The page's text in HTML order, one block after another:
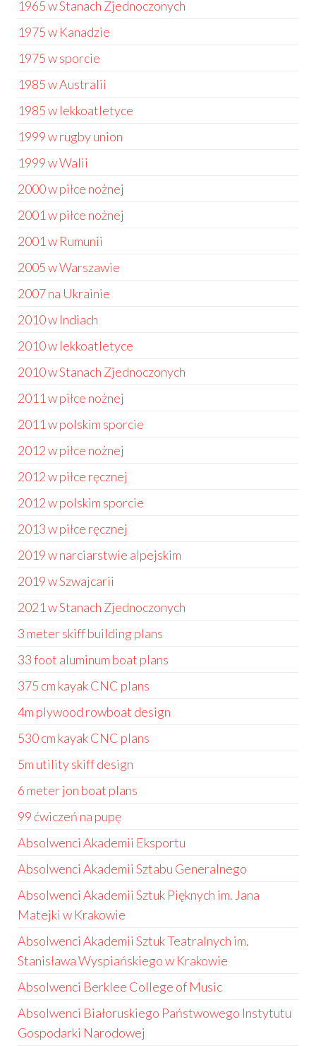
1965 w Stanach Zjednoczonych
1975 w Kanadzie
1975 w sporcie
1985 w Australii
1985 w lekkoatletyce
1999 w rugby union
1999 w Walii
2000 w piłce nożnej
2001 w piłce nożnej
2001 w Rumunii
2005 w Warszawie
2007 na Ukrainie
2010 w Indiach
2010 w lekkoatletyce
2010 w Stanach Zjednoczonych
2011 w piłce nożnej
2011 w polskim sporcie
2012 w piłce nożnej
2012 w piłce ręcznej
2012 w polskim sporcie
2013 w piłce ręcznej
2019 w narciarstwie alpejskim
2019 w Szwajcarii
2021 w Stanach Zjednoczonych
3 meter skiff building plans
33 foot aluminum boat plans
375 cm kayak CNC plans
4m plywood rowboat design
530 cm kayak CNC plans
5m utility skiff design
6 meter jon boat plans
99 ćwiczeń na pupę
Absolwenci Akademii Eksportu
Absolwenci Akademii Sztabu Generalnego
Absolwenci Akademii Sztuk Pięknych im. Jana
Matejki w Krakowie
Absolwenci Akademii Sztuk Teatralnych im.
Stanisława Wyspiańskiego w Krakowie
Absolwenci Berklee College of Music
Absolwenci Białoruskiego Państwowego Instytutu
Gospodarki Narodowej